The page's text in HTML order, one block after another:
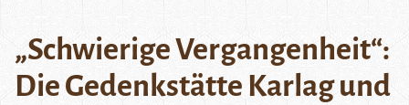
„Schwierige Vergangenheit“:
Die Gedenkstätte Karlag und